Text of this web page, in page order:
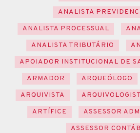
ANALISTA
ANALISTA PROCESSUAL
ANALISTA TRIBUTÁRIO
APOIADOR INSTITUCIONAL DE
ARMADOR
ARQUEÓLOGO
ARQUIVISTA
ARTÍFICE
ASSESSOR
ASSESSOR